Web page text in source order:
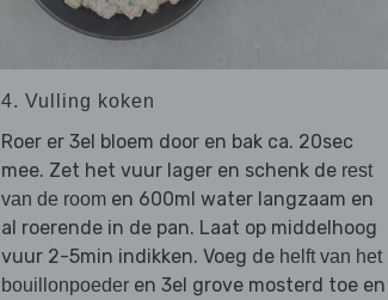
4. Vulling koken
Roer er 3el bloem door en bak ca. 20sec
mee. Zet het vuur lager en schenk de rest
van de room en 600ml water langzaam en
al roerende in de pan. Laat op middelhoog
vuur 2-5min indikken. Voeg de helft van het
bouillonpoeder en 3el grove mosterd toe en